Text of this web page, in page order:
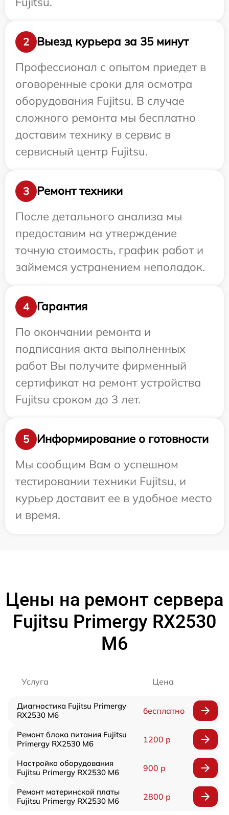
2
Выезд курьера за 35 минут
Профессионал с опытом приедет в
оговоренные сроки для осмотра
оборудования Fujitsu. В случае
сложного ремонта мы бесплатно
доставим технику в сервис в
сервисный центр Fujitsu.
3
Ремонт техники
После детального анализа мы
предоставим на утверждение
точную стоимость, график работ и
займемся устранением неполадок.
4
Гарантия
По окончании ремонта и
подписания акта выполненных
работ Вы получите фирменный
сертификат на ремонт устройства
Fujitsu сроком до 3 лет.
5
Информирование о готовности
Мы сообщим Вам о успешном
тестировании техники Fujitsu, и
курьер доставит ее в удобное место
и время.
Цены на ремонт сервера
Fujitsu Primergy RX2530
M6
Услуга Цена
Диагностика Fujitsu Primergy
RX2530 M6
бесплатно
Ремонт блока питания Fujitsu
Primergy RX2530 M6
1200 р
Настройка оборудования
Fujitsu Primergy RX2530 M6
900 р
Ремонт материнской платы
Fujitsu Primergy RX2530 M6
2800 р